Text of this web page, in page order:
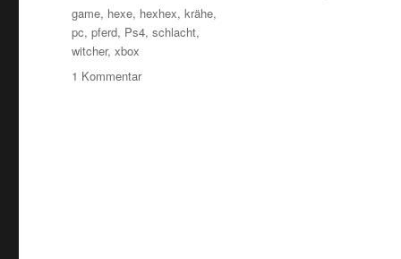
Schlagwörter
game, hexe, hexhex,krähe,
pc,pferd, Ps4,schlacht,
witcher,xbox
1 Kommentarzu